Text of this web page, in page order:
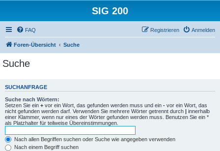
SIG 200
FAQ Anmelden
Registrieren
Foren-Übersicht Suche
Suche
SUCHANFRAGE
Suche nach Wörtern:
Setzen Sie ein + vor ein Wort, das gefunden werden muss und ein - vor ein Wort, das
nicht gefunden werden darf. Verwenden Sie mehrere Wörter getrennt durch | innerhalb
einer Klammer, wenn nur eines der Wörter gefunden werden muss. Benutzen Sie ein *
als Platzhalter für teilweise Übereinstimmungen.
Nach allen Begriffen suchen oder Suche wie angegeben verwenden
Nach einem Begriff suchen